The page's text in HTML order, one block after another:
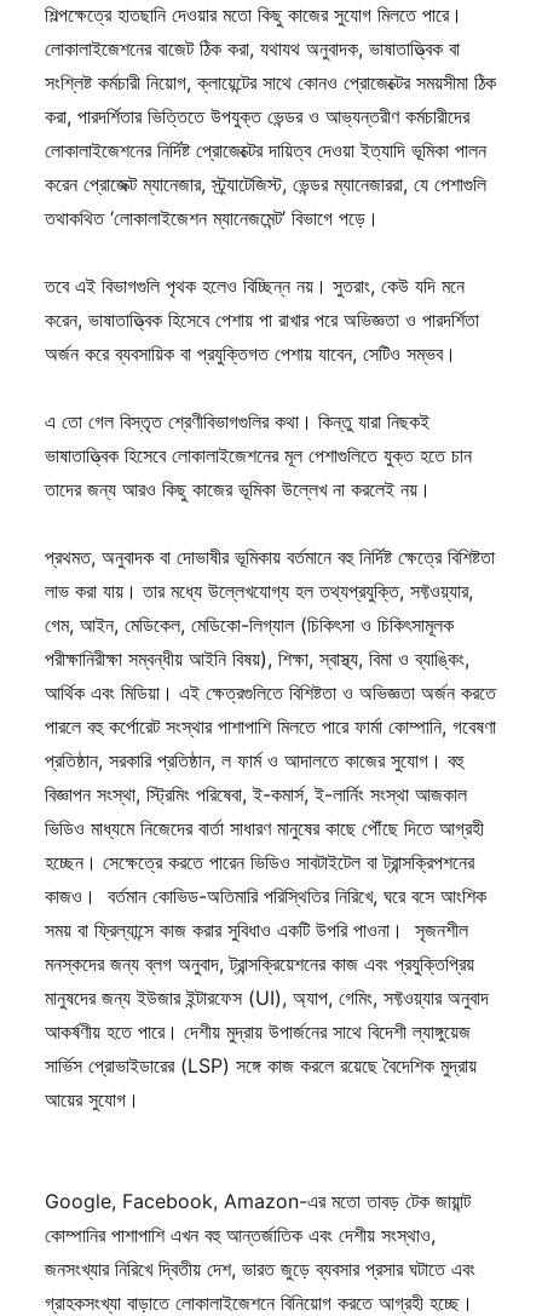
শিল্পক্ষেত্রে হাতছানি দেওয়ার মতো কিছু কাজের সুযোগ মিলতে পারে।
লোকালাইজেশনের বাজেট ঠিক করা, যথাযথ অনুবাদক, ভাষাতাত্ত্বিক বা
সংশ্লিষ্ট কর্মচারী নিয়োগ, ক্লায়েন্টের সাথে কোনও প্রোজেক্টের সময়সীমা ঠিক
করা, পারদর্শিতার ভিত্তিতে উপযুক্ত ভেন্ডর ও আভ্যন্তরীণ কর্মচারীদের
লোকালাইজেশনের নির্দিষ্ট প্রোজেক্টের দায়িত্ব দেওয়া ইত্যাদি ভূমিকা পালন
করেন প্রোজেক্ট ম্যানেজার, স্ট্র্যাটেজিস্ট, ভেন্ডর ম্যানেজাররা, যে পেশাগুলি
তথাকথিত ‘লোকালাইজেশন ম্যানেজমেন্ট’ বিভাগে পড়ে।
তবে এই বিভাগগুলি পৃথক হলেও বিচ্ছিন্ন নয়। সুতরাং, কেউ যদি মনে
করেন, ভাষাতাত্ত্বিক হিসেবে পেশায় পা রাখার পরে অভিজ্ঞতা ও পারদর্শিতা
অর্জন করে ব্যবসায়িক বা প্রযুক্তিগত পেশায় যাবেন, সেটিও সম্ভব।
এ তো গেল বিস্তৃত শ্রেণীবিভাগগুলির কথা। কিন্তু যারা নিছকই
ভাষাতাত্ত্বিক হিসেবে লোকালাইজেশনের মূল পেশাগুলিতে যুক্ত হতে চান
তাদের জন্য আরও কিছু কাজের ভূমিকা উল্লেখ না করলেই নয়।
প্রথমত, অনুবাদক বা দোভাষীর ভূমিকায় বর্তমানে বহু নির্দিষ্ট ক্ষেত্রে বিশিষ্টতা
লাভ করা যায়। তার মধ্যে উল্লেখযোগ্য হল তথ্যপ্রযুক্তি, সফ্টওয়্যার,
গেম, আইন, মেডিকেল, মেডিকো-লিগ্যাল (চিকিৎসা ও চিকিৎসামূলক
পরীক্ষানিরীক্ষা সম্বন্ধীয় আইনি বিষয়), শিক্ষা, স্বাস্থ্য, বিমা ও ব্যাঙ্কিং,
আর্থিক এবং মিডিয়া। এই ক্ষেত্রগুলিতে বিশিষ্টতা ও অভিজ্ঞতা অর্জন করতে
পারলে বহু কর্পোরেট সংস্থার পাশাপাশি মিলতে পারে ফার্মা কোম্পানি, গবেষণা
প্রতিষ্ঠান, সরকারি প্রতিষ্ঠান, ল ফার্ম ও আদালতে কাজের সুযোগ। বহু
বিজ্ঞাপন সংস্থা, স্ট্রিমিং পরিষেবা, ই-কমার্স, ই-লার্নিং সংস্থা আজকাল
ভিডিও মাধ্যমে নিজেদের বার্তা সাধারণ মানুষের কাছে পৌঁছে দিতে আগ্রহী
হচ্ছেন। সেক্ষেত্রে করতে পারেন ভিডিও সাবটাইটেল বা ট্রান্সক্রিপশনের
কাজও। বর্তমান কোভিড-অতিমারি পরিস্থিতির নিরিখে, ঘরে বসে আংশিক
সময় বা ফ্রিল্যান্সে কাজ করার সুবিধাও একটি উপরি পাওনা। সৃজনশীল
মনস্কদের জন্য ব্লগ অনুবাদ, ট্রান্সক্রিয়েশনের কাজ এবং প্রযুক্তিপ্রিয়
মানুষদের জন্য ইউজার ইন্টারফেস (UI), অ্যাপ, গেমিং, সফ্টওয়্যার অনুবাদ
আকর্ষণীয় হতে পারে। দেশীয় মুদ্রায় উপার্জনের সাথে বিদেশী ল্যাঙ্গুয়েজ
সার্ভিস প্রোভাইডারের (LSP) সঙ্গে কাজ করলে রয়েছে বৈদেশিক মুদ্রায়
আয়ের সুযোগ।
Google, Facebook, Amazon-এর মতো তাবড় টেক জায়ান্ট
কোম্পানির পাশাপাশি এখন বহু আন্তর্জাতিক এবং দেশীয় সংস্থাও,
জনসংখ্যার নিরিখে দ্বিতীয় দেশ, ভারত জুড়ে ব্যবসার প্রসার ঘটাতে এবং
গ্রাহকসংখ্যা বাড়াতে লোকালাইজেশনে বিনিয়োগ করতে আগ্রহী হচ্ছে।